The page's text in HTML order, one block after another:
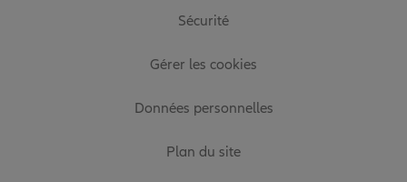
Sécurité
Gérer les cookies
Données personnelles
Plan du site